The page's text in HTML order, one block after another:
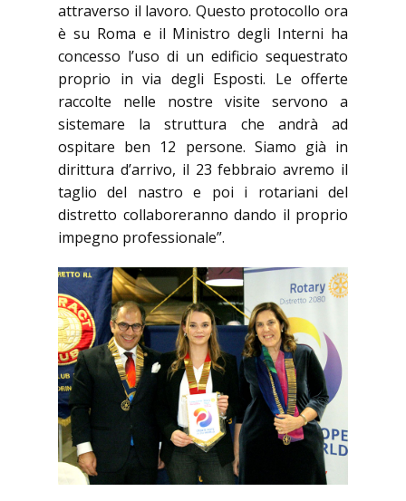
attraverso il lavoro. Questo protocollo ora
è su Roma e il Ministro degli Interni ha
concesso l’uso di un edificio sequestrato
proprio in via degli Esposti. Le offerte
raccolte nelle nostre visite servono a
sistemare la struttura che andrà ad
ospitare ben 12 persone. Siamo già in
dirittura d’arrivo, il 23 febbraio avremo il
taglio del nastro e poi i rotariani del
distretto collaboreranno dando il proprio
impegno professionale”.